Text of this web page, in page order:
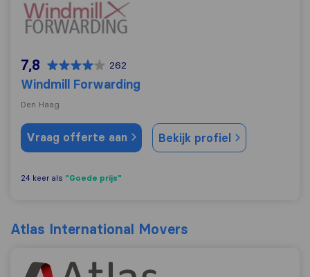
7,8 262
Windmill Forwarding
Den Haag
Vraag offerte aan Bekijk profiel
24 keer als "Goede prijs"
Atlas International Movers
Atlas International Movers BV